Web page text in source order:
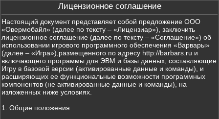
Лицензионное соглашение
Настоящий документ представляет собой предложение ООО
«Овермобайл» (далее по тексту – «Лицензиар»), заключить
лицензионное соглашение (далее по тексту – «Соглашение») об
использовании игрового программного обеспечения «Варвары»
(далее – «Игра»),размещенного по адресу http://barbars.ru и
включающего программы для ЭВМ и базы данных, составляющие
Игру в базовой версии (активированные данные и команды), и
расширяющих ее функциональные возможности программных
компонентов (не активированные данные и команды), на
изложенных ниже условиях.
1. Общие положения